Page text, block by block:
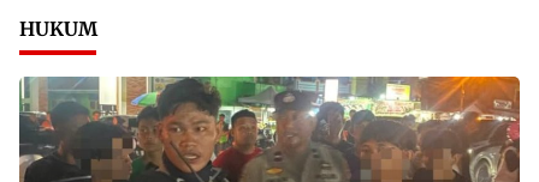
HUKUM